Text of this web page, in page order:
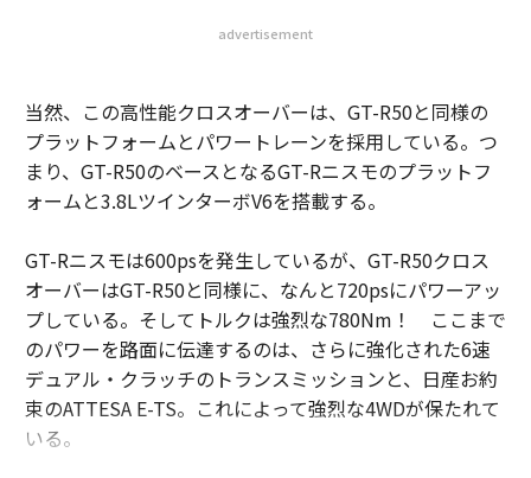
advertisement
当然、この高性能クロスオーバーは、GT-R50と同様の
プラットフォームとパワートレーンを採用している。つ
まり、GT-R50のベースとなるGT-Rニスモのプラットフ
ォームと3.8LツインターボV6を搭載する。
GT-Rニスモは600psを発生しているが、GT-R50クロス
オーバーはGT-R50と同様に、なんと720psにパワーアッ
プしている。そしてトルクは強烈な780Nm！ ここまで
のパワーを路面に伝達するのは、さらに強化された6速
デュアル・クラッチのトランスミッションと、日産お約
束のATTESA E-TS。これによって強烈な4WDが保たれて
いる。